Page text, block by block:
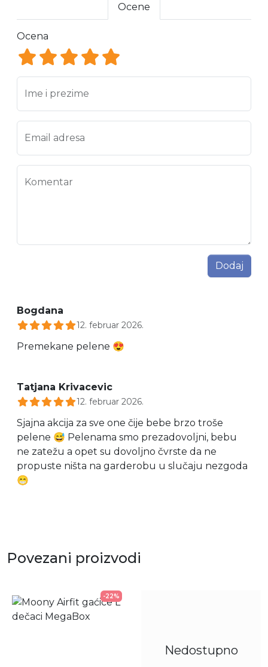
Ocene
Ocena
Ocena 5
Ocena 4
Ocena 3
Ocena 2
Ocena 1
Ime i prezime
Email adresa
Komentar
Dodaj
Bogdana
12. februar 2026.
Premekane pelene 😍
Tatjana Krivacevic
12. februar 2026.
Sjajna akcija za sve one čije bebe brzo troše
pelene 😅 Pelenama smo prezadovoljni, bebu
ne zatežu a opet su dovoljno čvrste da ne
propuste ništa na garderobu u slučaju nezgoda
😁
Povezani proizvodi
-22%
Nedostupno